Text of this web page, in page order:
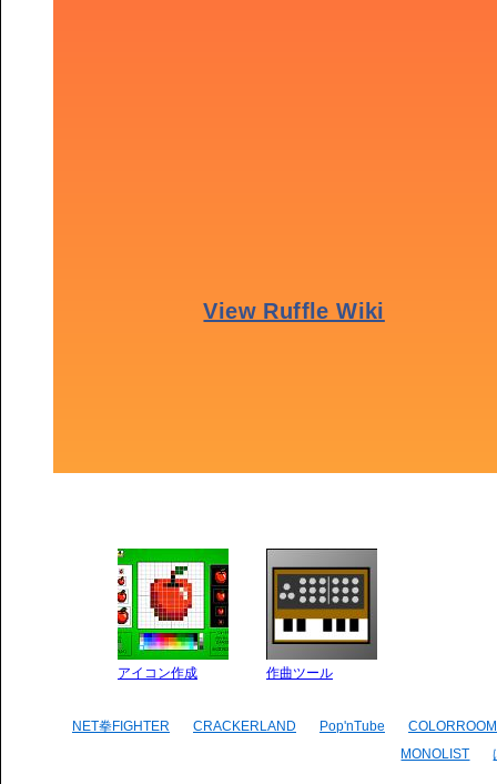
アイコン作成 作曲ツール
NET拳FIGHTER CRACKERLAND Pop'nTube
COLORROOM
MONOLIST